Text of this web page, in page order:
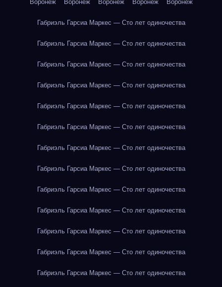
Воронеж Воронеж Воронеж Воронеж Воронеж
Габриэль Гарсиа Маркес — Сто лет одиночества
Габриэль Гарсиа Маркес — Сто лет одиночества
Габриэль Гарсиа Маркес — Сто лет одиночества
Габриэль Гарсиа Маркес — Сто лет одиночества
Габриэль Гарсиа Маркес — Сто лет одиночества
Габриэль Гарсиа Маркес — Сто лет одиночества
Габриэль Гарсиа Маркес — Сто лет одиночества
Габриэль Гарсиа Маркес — Сто лет одиночества
Габриэль Гарсиа Маркес — Сто лет одиночества
Габриэль Гарсиа Маркес — Сто лет одиночества
Габриэль Гарсиа Маркес — Сто лет одиночества
Габриэль Гарсиа Маркес — Сто лет одиночества
Габриэль Гарсиа Маркес — Сто лет одиночества